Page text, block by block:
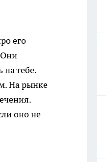
его
Они
на тебе.
На рынке
оно не